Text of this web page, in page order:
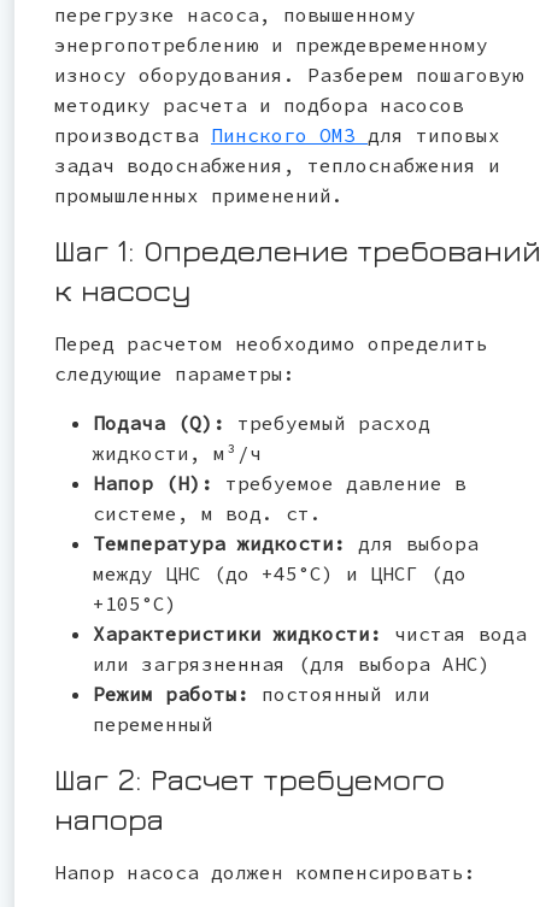
перегрузке насоса, повышенному
энергопотреблению и преждевременному
износу оборудования. Разберем пошаговую
методику расчета и подбора насосов
производства Пинского ОМЗ для типовых
задач водоснабжения, теплоснабжения и
промышленных применений.
Шаг 1: Определение требований
к насосу
Перед расчетом необходимо определить
следующие параметры:
Подача (Q): требуемый расход
жидкости, м³/ч
Напор (H): требуемое давление в
системе, м вод. ст.
Температура жидкости: для выбора
между ЦНС (до +45°С) и ЦНСГ (до
+105°С)
Характеристики жидкости: чистая вода
или загрязненная (для выбора АНС)
Режим работы: постоянный или
переменный
Шаг 2: Расчет требуемого
напора
Напор насоса должен компенсировать: